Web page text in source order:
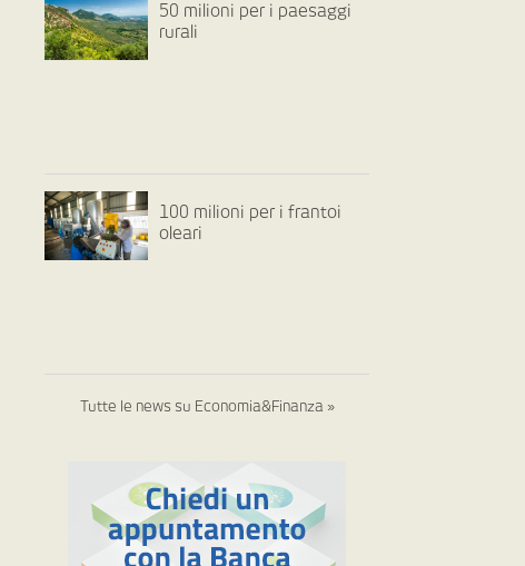
50 milioni per i paesaggi
rurali
100 milioni per i frantoi
oleari
Tutte le news su Economia&Finanza »